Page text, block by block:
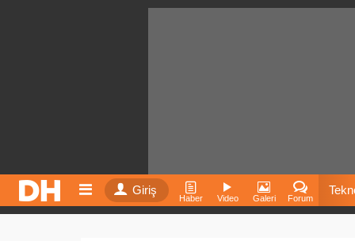
Giriş
Haber Video Galeri Forum